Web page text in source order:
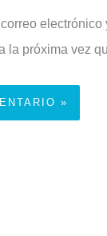
electrónico
la próxima vez